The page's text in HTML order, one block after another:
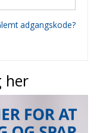
adgangskode?
her